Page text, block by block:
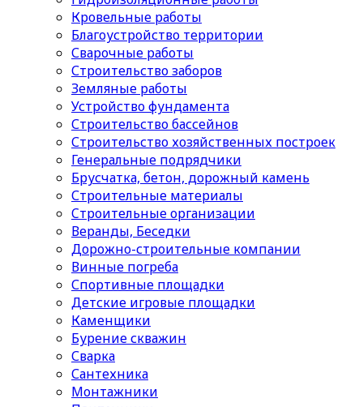
Кровельные работы
Благоустройство территории
Сварочные работы
Строительство заборов
Земляные работы
Устройство фундамента
Строительство бассейнов
Строительство хозяйственных построек
Генеральные подрядчики
Брусчатка, бетон, дорожный камень
Строительные материалы
Cтроительные организации
Веранды, Беседки
Дорожно-строительные компании
Винные погреба
Спортивные площадки
Детские игровые площадки
Каменщики
Бурение скважин
Сварка
Сантехника
Монтажники